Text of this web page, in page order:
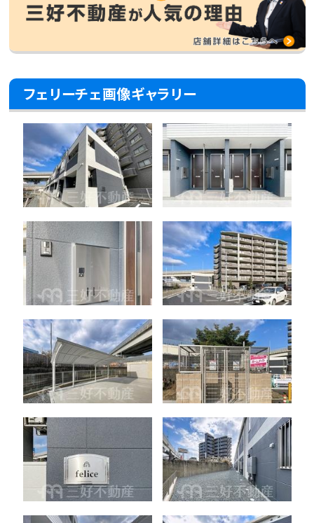
フェリーチェ画像ギャラリー